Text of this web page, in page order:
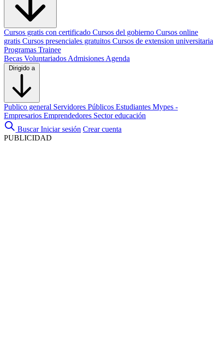
Cursos gratis con certificado Cursos del gobierno Cursos online
gratis Cursos presenciales gratuitos Cursos de extension universitaria
Programas Trainee
Becas Voluntariados Admisiones Agenda
Dirigido a
Publico general Servidores Públicos Estudiantes Mypes -
Empresarios Emprendedores Sector educación
Buscar Iniciar sesión Crear cuenta
PUBLICIDAD